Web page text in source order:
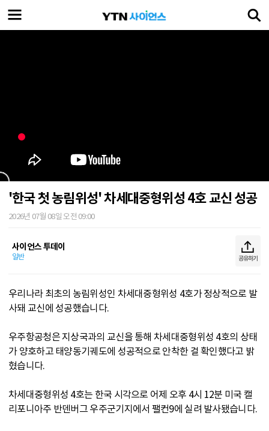
'한국 첫 농림위성' 차세대중형위성 4호 교신 성공
2026년 07월 08일 오전 09:00
사이언스 투데이
일반 공유하기
우리나라 최초의 농림위성인 차세대중형위성 4호가 정상적으로 발
사돼 교신에 성공했습니다.
우주항공청은 지상국과의 교신을 통해 차세대중형위성 4호의 상태
가 양호하고 태양동기궤도에 성공적으로 안착한 걸 확인했다고 밝
혔습니다.
차세대중형위성 4호는 한국 시각으로 어제 오후 4시 12분 미국 캘
리포니아주 반덴버그 우주군기지에서 팰컨9에 실려 발사됐습니다.